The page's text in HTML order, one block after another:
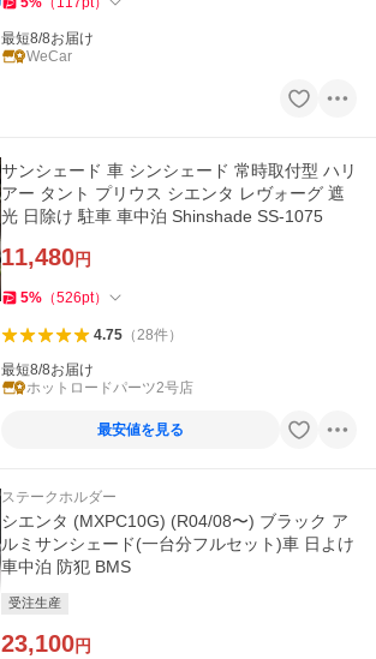
最短8/8お届け
WeCar
サンシェード 車 シンシェード 常時取付型 ハリ
アー タント プリウス シエンタ レヴォーグ 遮
光 日除け 駐車 車中泊 Shinshade SS-1075
11,480円
5% （526pt）
4.75（28件）
最短8/8お届け
ホットロードパーツ2号店
最安値を見る
ステークホルダー
シエンタ (MXPC10G) (R04/08〜) ブラック ア
ルミサンシェード(一台分フルセット)車 日よけ
車中泊 防犯 BMS
受注生産
23,100円